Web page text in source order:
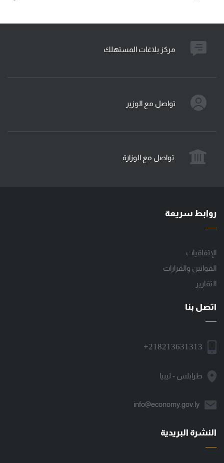
مركز بلاغات المستهلك
تواصل مع الوزير
تواصل مع الوزارة
روابط سريعة
الإتفاقيات
القوانين والقرارات
التقارير
اتصل بنا
+218213631313
طرابلس - ليبيا
info@economy.gov.ly
النشرة البريدية